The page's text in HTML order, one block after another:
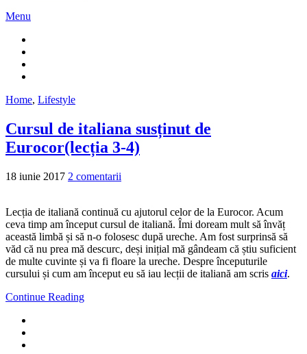
Menu
Home, Lifestyle
Cursul de italiana susținut de
Eurocor(lecția 3-4)
18 iunie 2017 2 comentarii
Lecția de italiană continuă cu ajutorul celor de la Eurocor. Acum
ceva timp am început cursul de italiană. Îmi doream mult să învăț
această limbă și să n-o folosesc după ureche. Am fost surprinsă să
văd că nu prea mă descurc, deși inițial mă gândeam că știu suficient
de multe cuvinte și va fi floare la ureche. Despre începuturile
cursului și cum am început eu să iau lecții de italiană am scris aici.
Continue Reading